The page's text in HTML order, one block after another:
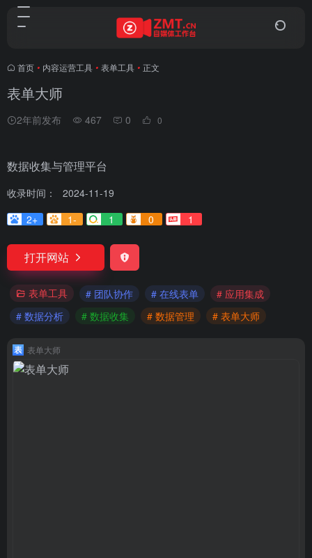
首页 • 内容运营工具 • 表单工具 • 正文
表单大师
2年前发布 467 0 0
数据收集与管理平台
收录时间：
2024-11-19
2+
1- 1 0 1
打开网站
表单工具 # 团队协作 # 在线表单
# 应用集成
# 数据分析
# 数据收集 # 数据管理 # 表单大师
表单大师